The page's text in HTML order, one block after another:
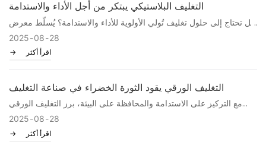
التغليف البلاستيكي يبتكر من أجل الأداء والاستدامة
هل تحتاج إلى حلول تغليف تُولي الأولوية للأداء والاستدامة؟ يُسلّط معرض
"التغليف البلاستيكي يبتكر من أجل الأداء والاستدامة" الضوء على
التطورات في قطاع التغليف، حيث يجمع المصنّعون بين الكفاءة
والممارسات الصديقة للبيئة لتحسين حماية المنتجات وعرضها، وتقليل
2025 08 28
اقرأ أكثر
التغليف الورقي يقود الثورة الخضراء في صناعة التغليف
مع التركيز على الاستدامة والمحافظة على البيئة، برز التغليف الورقي
كلاعب رائد في الثورة الخضراء لصناعة التغليف. ومن خلال توفير بديل
أكثر مراعاةً للبيئة من المواد التقليدية، يُحدث التغليف الورقي تحولاً في
2025 08 28
اقرأ أكثر